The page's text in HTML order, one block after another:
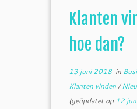
Klanten
hoe dan?
13 juni 2018in
Klanten vinden/
(geüpdatet op 12